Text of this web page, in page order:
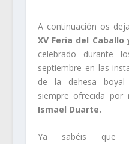
A continuación os
XV Feria del
celebrado
septiembre en las
de la dehesa boyal
siempre ofrecida por
Ismael Duarte.
Ya sabéis que